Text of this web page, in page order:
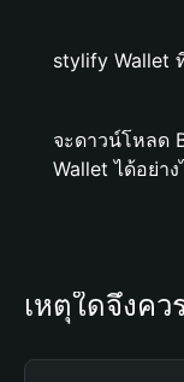
stylify Wallet
จะดาวน์โหลด
Wallet ได้อย่าง
เหตุใดจึงค